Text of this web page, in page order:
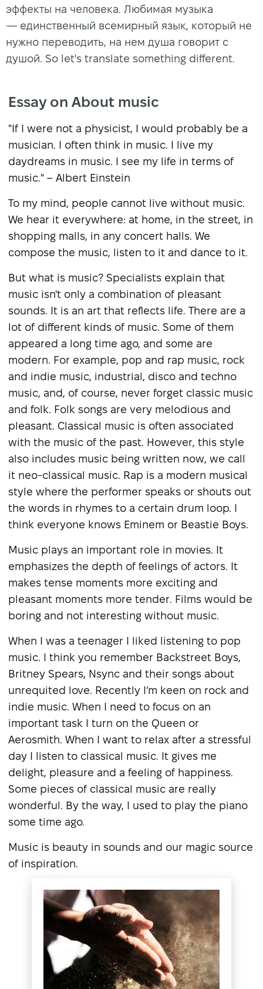
эффекты на человека. Любимая музыка
— единственный всемирный язык, который не
нужно переводить, на нем душа говорит с
душой. So let's translate something different.
Essay on About music
"If I were not a physicist, I would probably be a
musician. I often think in music. I live my
daydreams in music. I see my life in terms of
music." – Albert Einstein
To my mind, people cannot live without music.
We hear it everywhere: at home, in the street, in
shopping malls, in any concert halls. We
compose the music, listen to it and dance to it.
But what is music? Specialists explain that
music isn't only a combination of pleasant
sounds. It is an art that reflects life. There are a
lot of different kinds of music. Some of them
appeared a long time ago, and some are
modern. For example, pop and rap music, rock
and indie music, industrial, disco and techno
music, and, of course, never forget classic music
and folk. Folk songs are very melodious and
pleasant. Classical music is often associated
with the music of the past. However, this style
also includes music being written now, we call
it neo-classical music. Rap is a modern musical
style where the performer speaks or shouts out
the words in rhymes to a certain drum loop. I
think everyone knows Eminem or Beastie Boys.
Music plays an important role in movies. It
emphasizes the depth of feelings of actors. It
makes tense moments more exciting and
pleasant moments more tender. Films would be
boring and not interesting without music.
When I was a teenager I liked listening to pop
music. I think you remember Backstreet Boys,
Britney Spears, Nsync and their songs about
unrequited love. Recently I’m keen on rock and
indie music. When I need to focus on an
important task I turn on the Queen or
Aerosmith. When I want to relax after a stressful
day I listen to classical music. It gives me
delight, pleasure and a feeling of happiness.
Some pieces of classical music are really
wonderful. By the way, I used to play the piano
some time ago.
Music is beauty in sounds and our magic source
of inspiration.